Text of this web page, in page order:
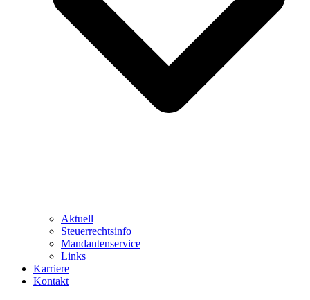
Aktuell
Steuerrechtsinfo
Mandantenservice
Links
Karriere
Kontakt